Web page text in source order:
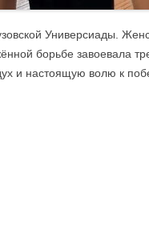
Универсиады.
борьбе завоевала
и настоящую волю к